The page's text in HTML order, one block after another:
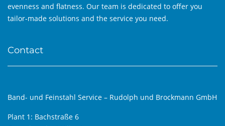
evenness and flatness. Our team is dedicated to offer you
tailor-made solutions and the service you need.
Contact
Band- und Feinstahl Service – Rudolph und Brockmann GmbH
Plant 1: Bachstraße 6